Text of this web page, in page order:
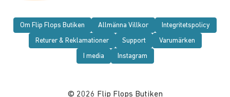
Om Flip Flops Butiken Allmänna Villkor
Integritetspolicy
Returer & Reklamationer
Support
Varumärken
I media
Instagram
© 2026 Flip Flops Butiken